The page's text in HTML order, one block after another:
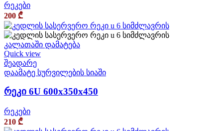
რეკები
200 ₾
კალათაში დამატება
Quick view
შეადარე
დაამატე სურვილების სიაში
რეკი 6U 600x350x450
რეკები
210 ₾